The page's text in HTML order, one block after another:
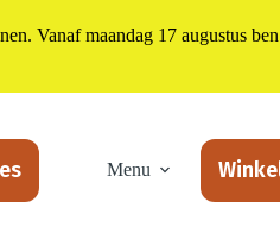
Menu
Vanaf maandag 17 augustus